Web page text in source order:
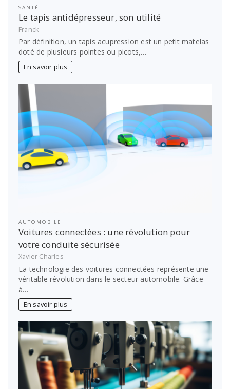
SANTÉ
Le tapis antidépresseur, son utilité
Franck
Par définition, un tapis acupression est un petit matelas
doté de plusieurs pointes ou picots,…
En savoir plus
AUTOMOBILE
Voitures connectées : une révolution pour
votre conduite sécurisée
Xavier Charles
La technologie des voitures connectées représente une
véritable révolution dans le secteur automobile. Grâce
à…
En savoir plus